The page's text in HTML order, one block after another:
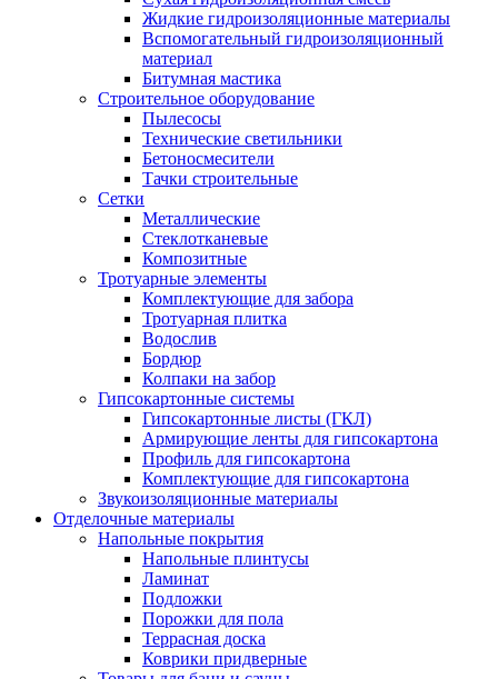
Жидкие гидроизоляционные материалы
Вспомогательный гидроизоляционный
материал
Битумная мастика
Строительное оборудование
Пылесосы
Технические светильники
Бетоносмесители
Тачки строительные
Сетки
Металлические
Стеклотканевые
Композитные
Тротуарные элементы
Комплектующие для забора
Тротуарная плитка
Водослив
Бордюр
Колпаки на забор
Гипсокартонные системы
Гипсокартонные листы (ГКЛ)
Армирующие ленты для гипсокартона
Профиль для гипсокартона
Комплектующие для гипсокартона
Звукоизоляционные материалы
Отделочные материалы
Напольные покрытия
Напольные плинтусы
Ламинат
Подложки
Порожки для пола
Террасная доска
Коврики придверные